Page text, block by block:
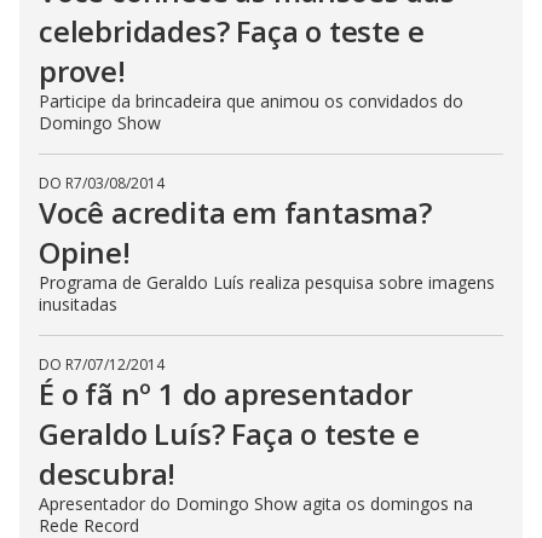
celebridades? Faça o teste e
prove!
Participe da brincadeira que animou os convidados do
Domingo Show
DO R7/03/08/2014
Você acredita em fantasma?
Opine!
Programa de Geraldo Luís realiza pesquisa sobre imagens
inusitadas
DO R7/07/12/2014
É o fã nº 1 do apresentador
Geraldo Luís? Faça o teste e
descubra!
Apresentador do Domingo Show agita os domingos na
Rede Record